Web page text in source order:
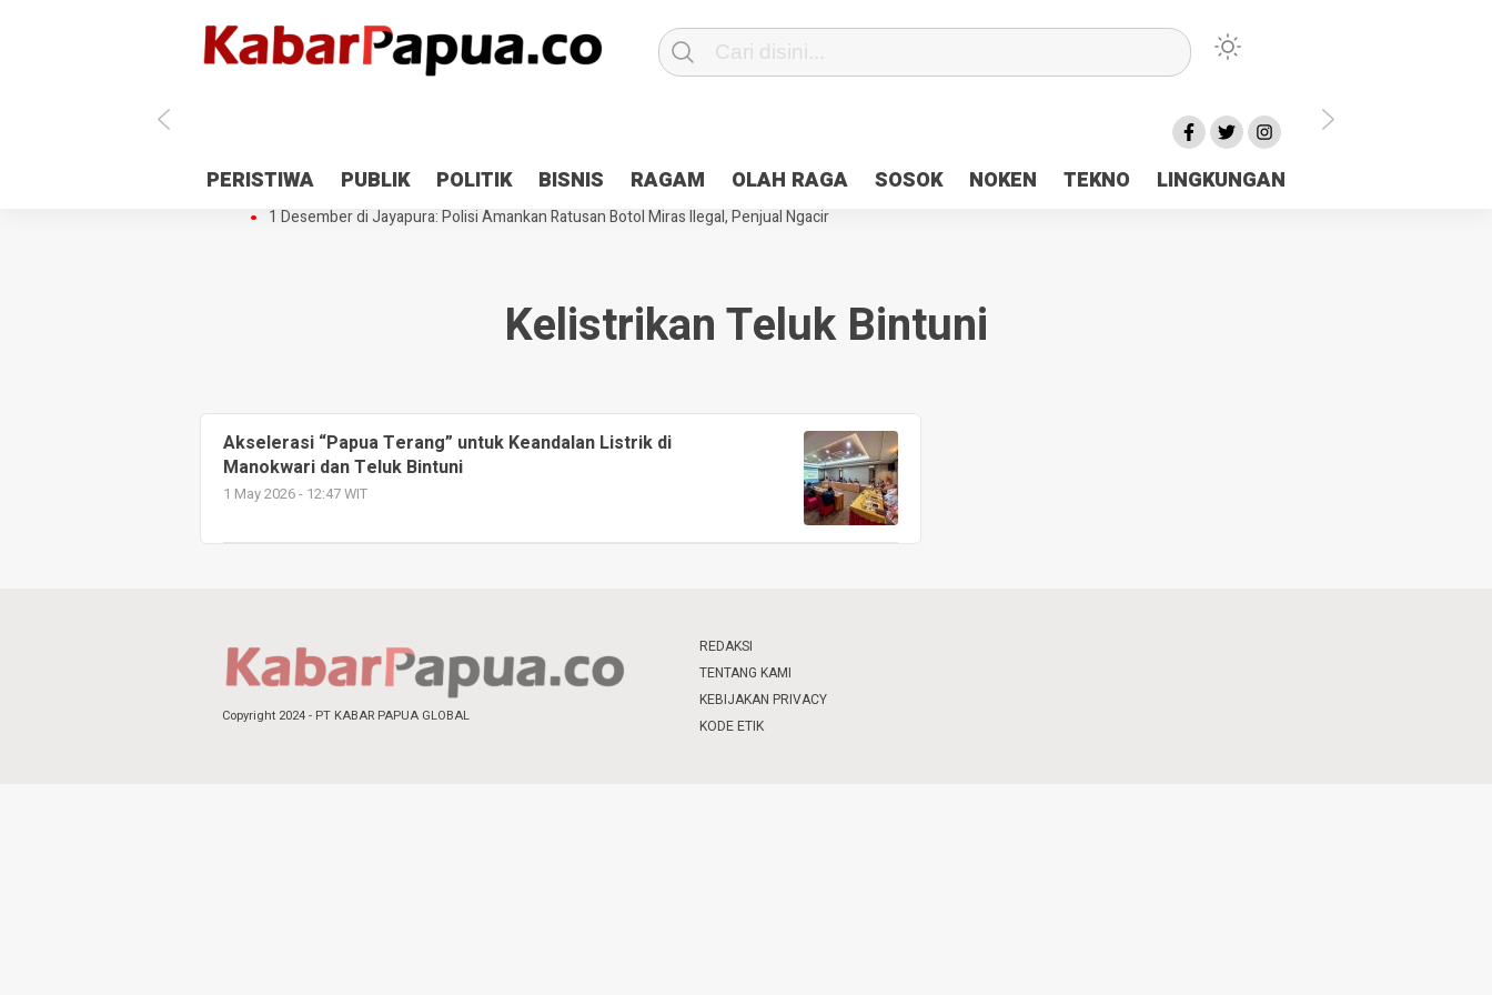
PERISTIWA PUBLIK POLITIK BISNIS RAGAM OLAH RAGA SOSOK NOKEN TEKNO LINGKUNGAN
Antisipasi 1 Desember, TNI Polri Patroli 2×24 jam di Kota Jayapura
Pesan Sejuk Polri di Deklarasi Pemilu Ceria Tanah Papua
Gedung Perpustakaan SMPN 5 Sentani Terbakar
Hibah Pilkada Jayapura Cair 10 Persen, Deposit Kas Daerah Rp23 Miliar Disorot
1 Desember di Jayapura: Polisi Amankan Ratusan Botol Miras Ilegal, Penjual Ngacir
Kelistrikan Teluk Bintuni
Akselerasi “Papua Terang” untuk Keandalan Listrik di
Manokwari dan Teluk Bintuni
1 May 2026 - 12:47 WIT
Copyright 2024 - PT KABAR PAPUA GLOBAL
REDAKSI
TENTANG KAMI
KEBIJAKAN PRIVACY
KODE ETIK